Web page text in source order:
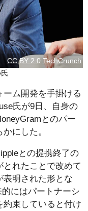
CC BY 2.0 TechCrunch
ム開発を手掛ける
氏が9日、自身の
とのパー
にした。
との提携終了の
れたことで改めて
表明された形とな
にはパートナーシ
約束していると付け